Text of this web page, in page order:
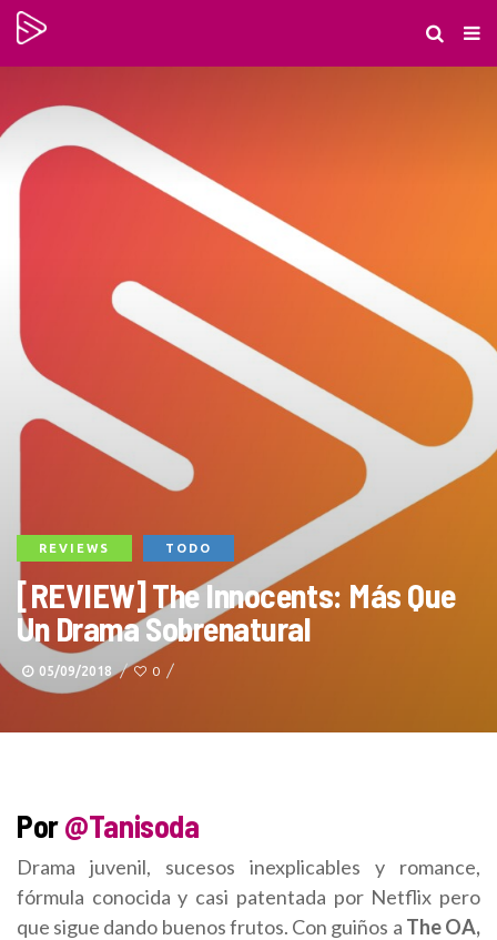
REVIEWS TODO
[REVIEW] The Innocents: Más Que
Un Drama Sobrenatural
05/09/2018 0
Por@Tanisoda
Drama juvenil, sucesos inexplicables y romance,
fórmula conocida y casi patentada por Netflix pero
que sigue dando buenos frutos. Con guiños a The OA,